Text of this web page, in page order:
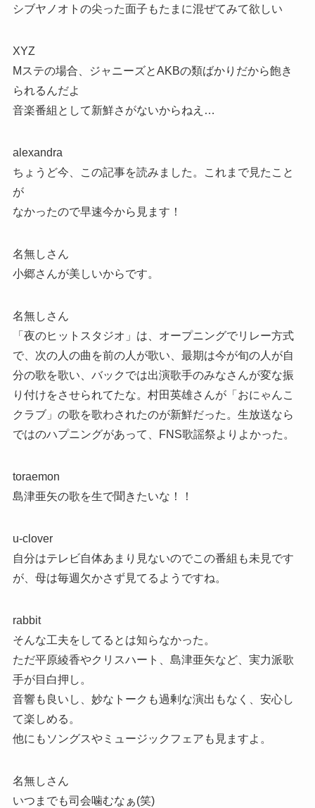
シブヤノオトの尖った面子もたまに混ぜてみて欲しい
XYZ
Mステの場合、ジャニーズとAKBの類ばかりだから飽き
られるんだよ
音楽番組として新鮮さがないからねえ…
alexandra
ちょうど今、この記事を読みました。これまで見たこと
が
なかったので早速今から見ます！
名無しさん
小郷さんが美しいからです。
名無しさん
「夜のヒットスタジオ」は、オープニングでリレー方式
で、次の人の曲を前の人が歌い、最期は今が旬の人が自
分の歌を歌い、バックでは出演歌手のみなさんが変な振
り付けをさせられてたな。村田英雄さんが「おにゃんこ
クラブ」の歌を歌わされたのが新鮮だった。生放送なら
ではのハプニングがあって、FNS歌謡祭よりよかった。
toraemon
島津亜矢の歌を生で聞きたいな！！
u-clover
自分はテレビ自体あまり見ないのでこの番組も未見です
が、母は毎週欠かさず見てるようですね。
rabbit
そんな工夫をしてるとは知らなかった。
ただ平原綾香やクリスハート、島津亜矢など、実力派歌
手が目白押し。
音響も良いし、妙なトークも過剰な演出もなく、安心し
て楽しめる。
他にもソングスやミュージックフェアも見ますよ。
名無しさん
いつまでも司会噛むなぁ(笑)